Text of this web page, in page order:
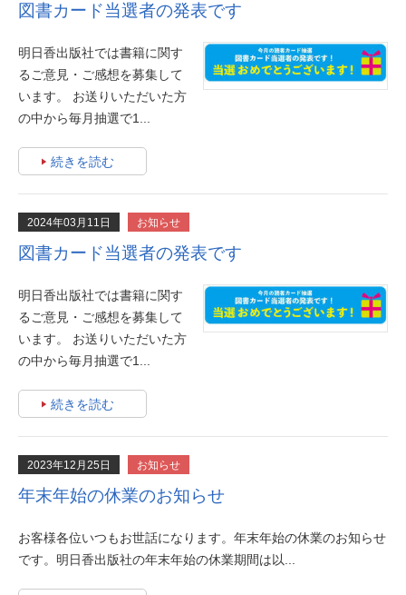
図書カード当選者の発表です
明日香出版社では書籍に関す
るご意見・ご感想を募集して
います。 お送りいただいた方
の中から毎月抽選で1...
続きを読む
2024年03月11日 お知らせ
図書カード当選者の発表です
明日香出版社では書籍に関す
るご意見・ご感想を募集して
います。 お送りいただいた方
の中から毎月抽選で1...
続きを読む
2023年12月25日 お知らせ
年末年始の休業のお知らせ
お客様各位いつもお世話になります。年末年始の休業のお知らせ
です。明日香出版社の年末年始の休業期間は以...